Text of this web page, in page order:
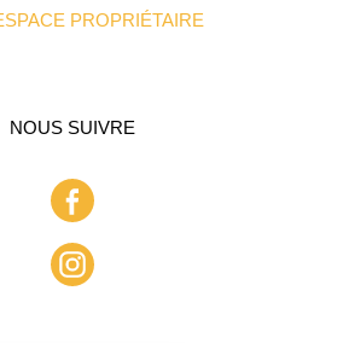
PROPRIÉTAIRE
NOUS SUIVRE